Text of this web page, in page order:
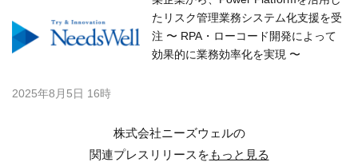
たリスク管理業務システム化支援を受
注 〜 RPA・ローコード開発によって
効果的に業務効率化を実現 〜
2025年8月5日 16時
株式会社ニーズウェルの
関連プレスリリースをもっと見る